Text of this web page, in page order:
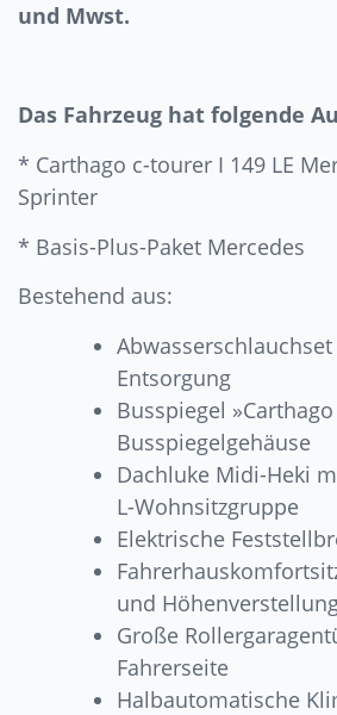
und Mwst.
Das Fahrzeug hat folgende
* Carthago c-tourer I 149 LE
Sprinter
* Basis-Plus-Paket Mercedes
Bestehend aus:
Entsorgung
Busspiegel
Busspiegelgehäuse
Dachluke Midi-Heki
L-Wohnsitzgruppe
Elektrische
und
Große
Fahrerseite
Halbautomatische